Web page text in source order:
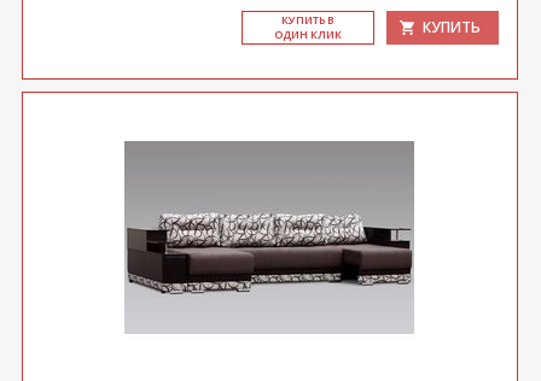
КУ­ПИТЬ В
ОДИН КЛИК
КУПИТЬ